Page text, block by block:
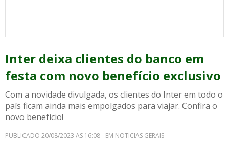
Inter deixa clientes do banco em
festa com novo benefício exclusivo
Com a novidade divulgada, os clientes do Inter em todo o
país ficam ainda mais empolgados para viajar. Confira o
novo benefício!
PUBLICADO 20/08/2023 AS 16:08 - EM NOTICIAS GERAIS